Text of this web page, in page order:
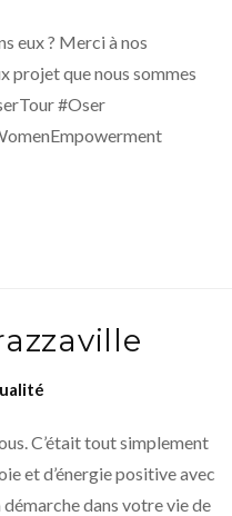
eux ? Merci à nos
projet que nous sommes
#Oser
C’était tout simplement
et d’énergie positive avec
dans votre vie de